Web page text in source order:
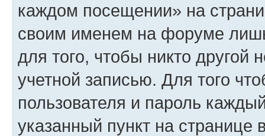
каждом посещении» на
своим именем на форуме
для того, чтобы никто другой
учетной записью. Для того
пользователя и пароль
указанный пункт на